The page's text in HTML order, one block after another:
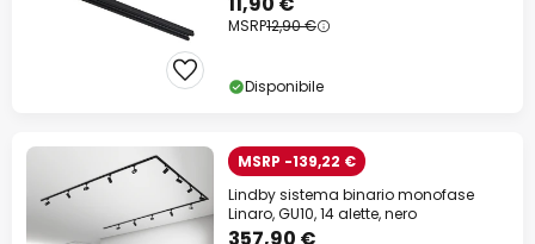
MSRP12,90 €
Disponibile
MSRP -139,22 €
Lindby sistema binario monofase
Linaro, GU10, 14 alette, nero